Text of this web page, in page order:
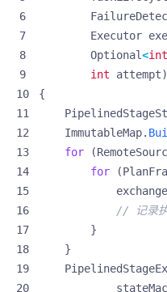
Executor
Optional<int
int
attempt)
{
ImmutableMap.
for
(
for
(
// 记录执
}
}